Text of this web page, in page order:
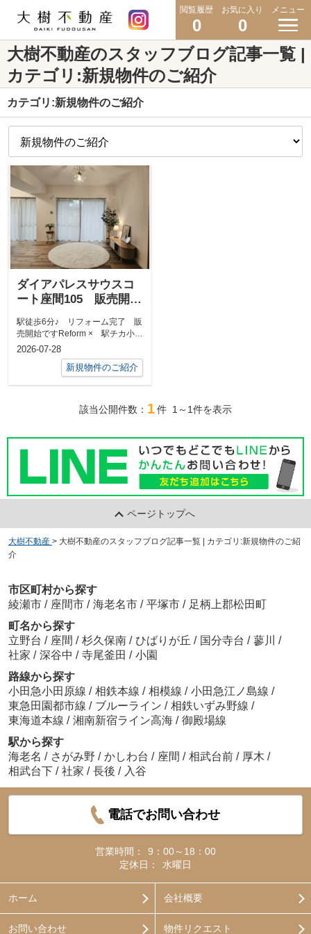
閲覧履歴
0
お気に入り
0
メニュー
大樹不動産のスタッフブログ記事一覧 |
カテゴリ:新規物件のご紹介
カテゴリ:新規物件のご紹介
ダイアパレスサウスコ
ート座間105 販売開始
駅徒歩6分♪ リフォーム完了 販
売開始ですReform × 駅チカ小田
急小田原線「座間」駅 徒歩6
2026-07-28
新規物件のご紹介
該当公開件数： 1件 1～1件を表示
ページトップへ
大樹不動産 > 大樹不動産のスタッフブログ記事一覧 | カテゴリ:新規物件のご紹
介
市区町村から探す
綾瀬市 / 座間市 / 海老名市 / 平塚市 / 足柄上郡松田町
町名から探す
立野台 / 座間 / 杉久保南 / ひばりが丘 / 国分寺台 / 蓼川 /
社家 / 深谷中 / 寺尾釜田 / 小園
路線から探す
小田急小田原線 / 相鉄本線 / 相模線 / 小田急江ノ島線 /
東急田園都市線 / ブルーライン / 相鉄いずみ野線 /
東海道本線 / 湘南新宿ライン高海 / 御殿場線
駅から探す
海老名 / さがみ野 / かしわ台 / 座間 / 相武台前 / 厚木 /
相武台下 / 社家 / 長後 / 入谷
電話でお問い合わせ
営業時間：
9：00～18：00
定休日：
水曜日
ホーム 会社概要
お問い合わせ 物件リクエスト